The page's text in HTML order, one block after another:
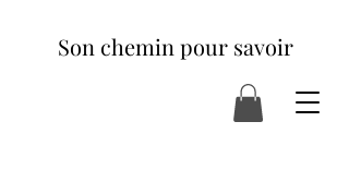
Son chemin pour savoir